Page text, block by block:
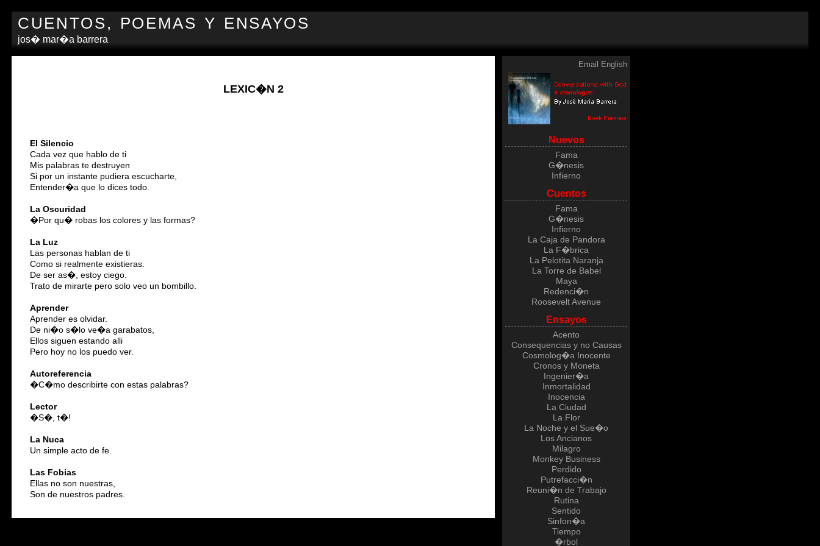
CUENTOS, POEMAS Y ENSAYOS
jos� mar�a barrera
LEXIC�N 2
El Silencio
Cada vez que hablo de ti
Mis palabras te destruyen
Si por un instante pudiera escucharte,
Entender�a que lo dices todo.
La Oscuridad
�Por qu� robas los colores y las formas?
La Luz
Las personas hablan de ti
Como si realmente existieras.
De ser as�, estoy ciego.
Trato de mirarte pero solo veo un bombillo.
Aprender
Aprender es olvidar.
De ni�o s�lo ve�a garabatos,
Ellos siguen estando alli
Pero hoy no los puedo ver.
Autoreferencia
�C�mo describirte con estas palabras?
Lector
�S�, t�!
La Nuca
Un simple acto de fe.
Las Fobias
Ellas no son nuestras,
Son de nuestros padres.
Email English
Nuevos
Fama
G�nesis
Infierno
Cuentos
Fama
G�nesis
Infierno
La Caja de Pandora
La F�brica
La Pelotita Naranja
La Torre de Babel
Maya
Redenci�n
Roosevelt Avenue
Ensayos
Acento
Consequencias y no Causas
Cosmolog�a Inocente
Cronos y Moneta
Ingenier�a
Inmortalidad
Inocencia
La Ciudad
La Flor
La Noche y el Sue�o
Los Ancianos
Milagro
Monkey Business
Perdido
Putrefacci�n
Reuni�n de Trabajo
Rutina
Sentido
Sinfon�a
Tiempo
�rbol